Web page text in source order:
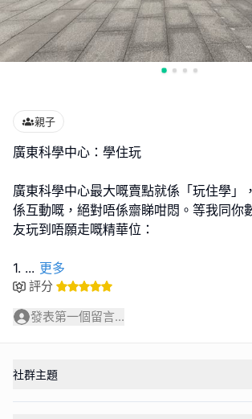
親子
廣東科學中心：學住玩
廣東科學中心最大嘅賣點就係「玩住學」
係互動嘅，絕對唔係齋睇咁悶。等我同你
友玩到唔願走嘅精華位：
1. ... 更多
評分
發表第一個留言...
社群主題